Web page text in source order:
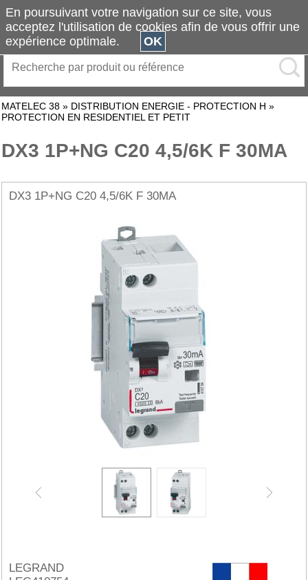
MATELEC 38 » DISTRIBUTION ENERGIE - PROTECTION H »
PROTECTION EN RESIDENTIEL ET PETIT
DX3 1P+NG C20 4,5/6K F 30MA
DX3 1P+NG C20 4,5/6K F 30MA
LEGRAND
En poursuivant votre navigation sur ce site, vous
acceptez l'utilisation de cookies afin de vous offrir une
expérience optimale.
OK